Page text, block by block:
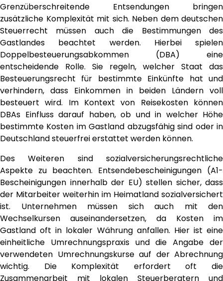
Grenzüberschreitende Entsendungen bringen
zusätzliche Komplexität mit sich. Neben dem deutschen
Steuerrecht müssen auch die Bestimmungen des
Gastlandes beachtet werden. Hierbei spielen
Doppelbesteuerungsabkommen (DBA) eine
entscheidende Rolle. Sie regeln, welcher Staat das
Besteuerungsrecht für bestimmte Einkünfte hat und
verhindern, dass Einkommen in beiden Ländern voll
besteuert wird. Im Kontext von Reisekosten können
DBAs Einfluss darauf haben, ob und in welcher Höhe
bestimmte Kosten im Gastland abzugsfähig sind oder in
Deutschland steuerfrei erstattet werden können.
Des Weiteren sind sozialversicherungsrechtliche
Aspekte zu beachten. Entsendebescheinigungen (A1-
Bescheinigungen innerhalb der EU) stellen sicher, dass
der Mitarbeiter weiterhin im Heimatland sozialversichert
ist. Unternehmen müssen sich auch mit den
Wechselkursen auseinandersetzen, da Kosten im
Gastland oft in lokaler Währung anfallen. Hier ist eine
einheitliche Umrechnungspraxis und die Angabe der
verwendeten Umrechnungskurse auf der Abrechnung
wichtig. Die Komplexität erfordert oft die
Zusammenarbeit mit lokalen Steuerberatern und